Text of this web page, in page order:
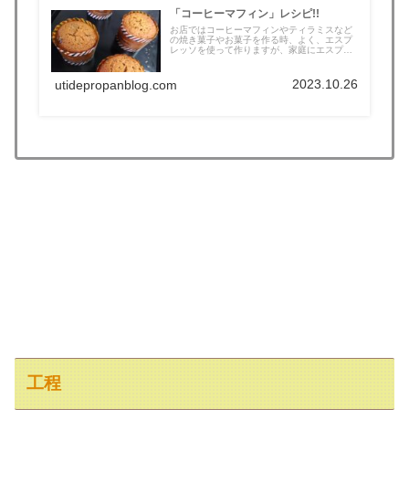
「コーヒーマフィン」レシピ!!
お店ではコーヒーマフィンやティラミスなど
の焼き菓子やお菓子を作る時、よく、エスプ
レッソを使って作りますが、家庭にエスプ
utidepropanblog.com 2023.10.26
工程